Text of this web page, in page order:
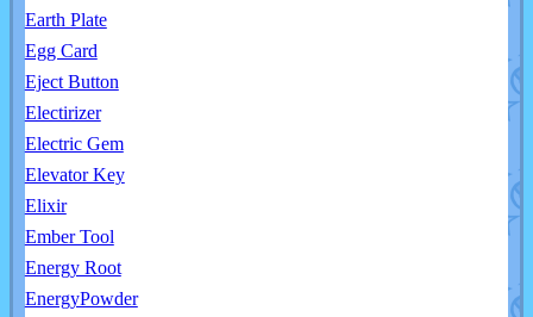
Earth Plate
Egg Card
Eject Button
Electirizer
Electric Gem
Elevator Key
Elixir
Ember Tool
Energy Root
EnergyPowder